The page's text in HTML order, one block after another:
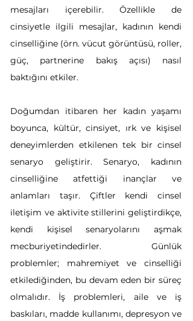
mesajları içerebilir. Özellikle de
cinsiyetle ilgili mesajlar, kadının kendi
cinselliğine (örn. vücut görüntüsü, roller,
güç, partnerine bakış açısı) nasıl
baktığını etkiler.
Doğumdan itibaren her kadın yaşamı
boyunca, kültür, cinsiyet, ırk ve kişisel
deneyimlerden etkilenen tek bir cinsel
senaryo geliştirir. Senaryo, kadının
cinselliğine atfettiği inançlar ve
anlamları taşır. Çiftler kendi cinsel
iletişim ve aktivite stillerini geliştirdikçe,
kendi kişisel senaryolarını aşmak
mecburiyetindedirler. Günlük
problemler; mahremiyet ve cinselliği
etkilediğinden, bu devam eden bir süreç
olmalıdır. İş problemleri, aile ve iş
baskıları, madde kullanımı, depresyon ve